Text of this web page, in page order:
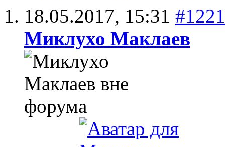
18.05.2017, 15:31 #1221
Миклухо Маклаев